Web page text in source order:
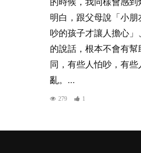
明白，跟父母說「小
吵的孩子才讓人擔心
的說話，根本不會有
同，有些人怕吵，有
亂。...
279 1